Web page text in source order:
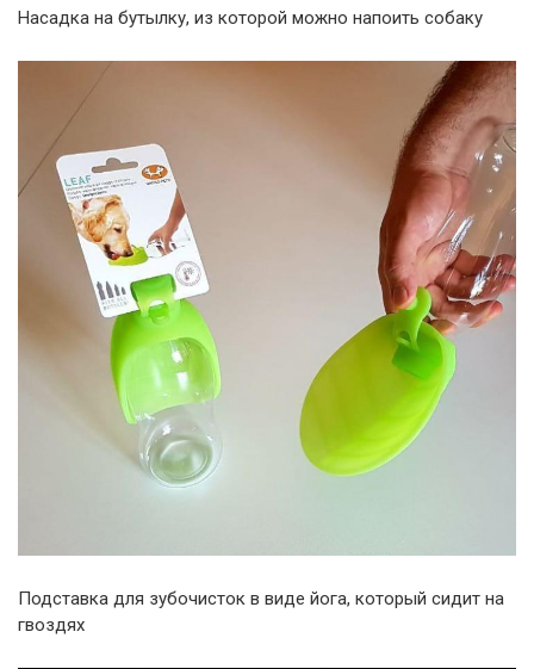
Насадка на бутылку, из которой можно напоить собаку
Подставка для зубочисток в виде йога, который сидит на
гвоздях